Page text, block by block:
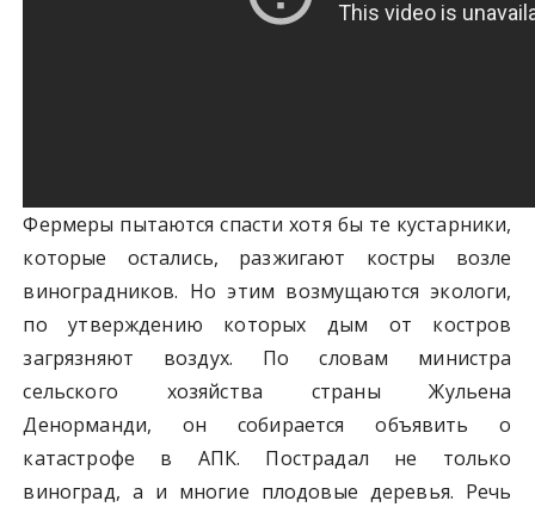
Фермеры пытаются спасти хотя бы те кустарники,
которые остались, разжигают костры возле
виноградников. Но этим возмущаются экологи,
по утверждению которых дым от костров
загрязняют воздух. По словам министра
сельского хозяйства страны Жульена
Денорманди, он собирается объявить о
катастрофе в АПК. Пострадал не только
виноград, а и многие плодовые деревья. Речь